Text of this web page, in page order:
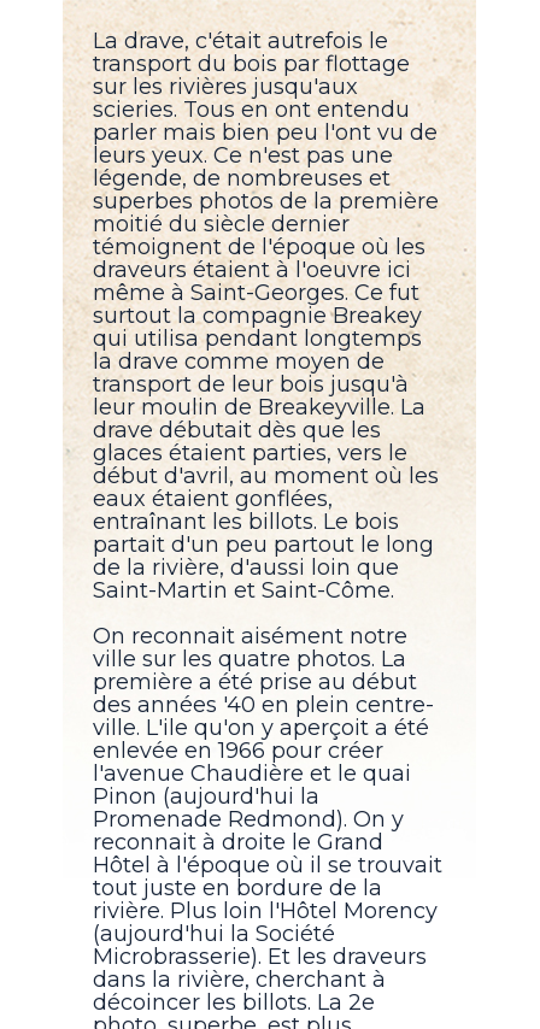
La drave, c'était autrefois le
transport du bois par flottage
sur les rivières jusqu'aux
scieries. Tous en ont entendu
parler mais bien peu l'ont vu de
leurs yeux. Ce n'est pas une
légende, de nombreuses et
superbes photos de la première
moitié du siècle dernier
témoignent de l'époque où les
draveurs étaient à l'oeuvre ici
même à Saint-Georges. Ce fut
surtout la compagnie Breakey
qui utilisa pendant longtemps
la drave comme moyen de
transport de leur bois jusqu'à
leur moulin de Breakeyville. La
drave débutait dès que les
glaces étaient parties, vers le
début d'avril, au moment où les
eaux étaient gonflées,
entraînant les billots. Le bois
partait d'un peu partout le long
de la rivière, d'aussi loin que
Saint-Martin et Saint-Côme.
On reconnait aisément notre
ville sur les quatre photos. La
première a été prise au début
des années '40 en plein centre-
ville. L'ile qu'on y aperçoit a été
enlevée en 1966 pour créer
l'avenue Chaudière et le quai
Pinon (aujourd'hui la
Promenade Redmond). On y
reconnait à droite le Grand
Hôtel à l'époque où il se trouvait
tout juste en bordure de la
rivière. Plus loin l'Hôtel Morency
(aujourd'hui la Société
Microbrasserie). Et les draveurs
dans la rivière, cherchant à
décoincer les billots. La 2e